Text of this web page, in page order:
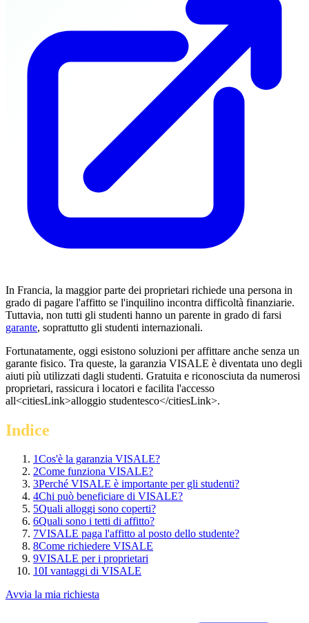
In Francia, la maggior parte dei proprietari richiede una persona in
grado di pagare l'affitto se l'inquilino incontra difficoltà finanziarie.
Tuttavia, non tutti gli studenti hanno un parente in grado di farsi
garante, soprattutto gli studenti internazionali.
Fortunatamente, oggi esistono soluzioni per affittare anche senza un
garante fisico. Tra queste, la garanzia VISALE è diventata uno degli
aiuti più utilizzati dagli studenti. Gratuita e riconosciuta da numerosi
proprietari, rassicura i locatori e facilita l'accesso
all<citiesLink>alloggio studentesco</citiesLink>.
Indice
1Cos'è la garanzia VISALE?
2Come funziona VISALE?
3Perché VISALE è importante per gli studenti?
4Chi può beneficiare di VISALE?
5Quali alloggi sono coperti?
6Quali sono i tetti di affitto?
7VISALE paga l'affitto al posto dello studente?
8Come richiedere VISALE
9VISALE per i proprietari
10I vantaggi di VISALE
Avvia la mia richiesta